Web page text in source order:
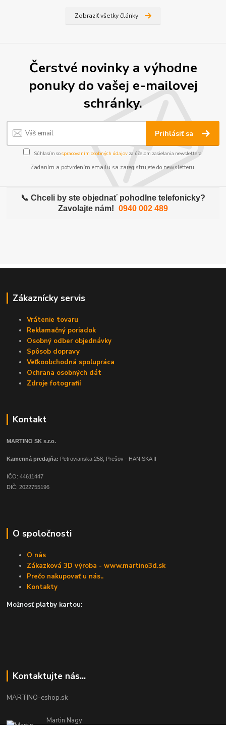
Zobraziť všetky články
Čerstvé novinky a výhodne
ponuky do vašej e-mailovej
schránky.
Prihlásiť sa
Súhlasím sospracovaním osobných údajov za účelom zasielania newslettera.
Zadaním a potvrdením emailu sa zaregistrujete do newsletteru.
📞 Chceli by ste objednať pohodlne telefonicky?
Zavolajte nám! 0940 002 489
Zákaznícky servis
Vrátenie tovaru
Reklamačný poriadok
Osobný odber objednávky
Spôsob dopravy
Veľkoobchodná spolupráca
Ochrana osobných dát
Zdroje fotografií
Kontakt
MARTINO SK s.r.o.
Kamenná predajňa: Petrovianska 258, Prešov - HANISKA II
IČO: 44611447
DIČ: 2022755196
O spoločnosti
O nás
Zákazková 3D výroba - www.martino3d.sk
Prečo nakupovať u nás..
Kontakty
Možnosť platby kartou:
Kontaktujte nás...
MARTINO-eshop.sk
Martin Nagy